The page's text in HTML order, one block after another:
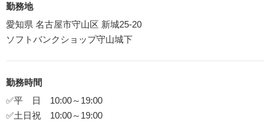
勤務地
愛知県 名古屋市守山区 新城25-20
ソフトバンクショップ守山城下
勤務時間
✅平 日 10:00～19:00
✅土日祝 10:00～19:00